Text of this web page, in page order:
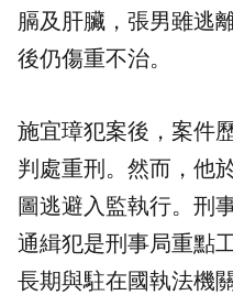
膈及肝臟，張男雖逃
後仍傷重不治。
施宜璋犯案後，案件
判處重刑。然而，他
圖逃避入監執行。刑
通緝犯是刑事局重點
長期與駐在國執法機